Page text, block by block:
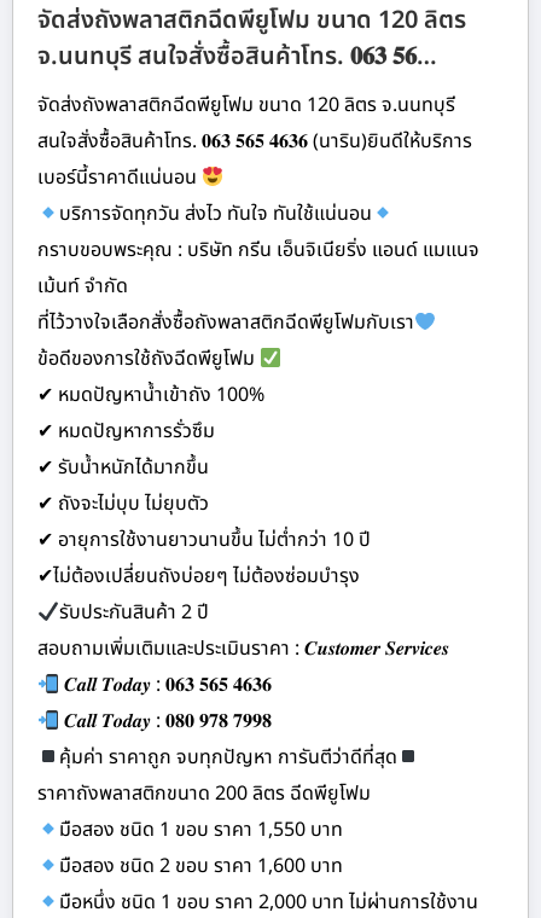
จัดส่งถังพลาสติกฉีดพียูโฟม ขนาด 120 ลิตร
จ.นนทบุรี สนใจสั่งซื้อสินค้าโทร. 𝟎𝟔𝟑 𝟓𝟔…
จัดส่งถังพลาสติกฉีดพียูโฟม ขนาด 120 ลิตร จ.นนทบุรี
สนใจสั่งซื้อสินค้าโทร. 𝟎𝟔𝟑 𝟓𝟔𝟓 𝟒𝟔𝟑𝟔 (นาริน)ยินดีให้บริการ
เบอร์นี้ราคาดีแน่นอน
บริการจัดทุกวัน ส่งไว ทันใจ ทันใช้แน่นอน
กราบขอบพระคุณ : บริษัท กรีน เอ็นจิเนียริ่ง แอนด์ แมแนจ
เม้นท์ จำกัด
ที่ไว้วางใจเลือกสั่งซื้อถังพลาสติกฉีดพียูโฟมกับเรา
ข้อดีของการใช้ถังฉีดพียูโฟม
✔ หมดปัญหาน้ำเข้าถัง 100%
✔ หมดปัญหาการรั่วซึม
✔ รับน้ำหนักได้มากขึ้น
✔ ถังจะไม่บุบ ไม่ยุบตัว
✔ อายุการใช้งานยาวนานขึ้น ไม่ต่ำกว่า 10 ปี
✔ไม่ต้องเปลี่ยนถังบ่อยๆ ไม่ต้องซ่อมบำรุง
รับประกันสินค้า 2 ปี
สอบถามเพิ่มเติมและประเมินราคา : 𝑪𝒖𝒔𝒕𝒐𝒎𝒆𝒓 𝑺𝒆𝒓𝒗𝒊𝒄𝒆𝒔
𝑪𝒂𝒍𝒍 𝑻𝒐𝒅𝒂𝒚 : 𝟎𝟔𝟑 𝟓𝟔𝟓 𝟒𝟔𝟑𝟔
𝑪𝒂𝒍𝒍 𝑻𝒐𝒅𝒂𝒚 : 𝟎𝟖𝟎 𝟗𝟕𝟖 𝟕𝟗𝟗𝟖
คุ้มค่า ราคาถูก จบทุกปัญหา การันตีว่าดีที่สุด
ราคาถังพลาสติกขนาด 200 ลิตร ฉีดพียูโฟม
มือสอง ชนิด 1 ขอบ ราคา 1,550 บาท
มือสอง ชนิด 2 ขอบ ราคา 1,600 บาท
มือหนึ่ง ชนิด 1 ขอบ ราคา 2,000 บาท ไม่ผ่านการใช้งาน